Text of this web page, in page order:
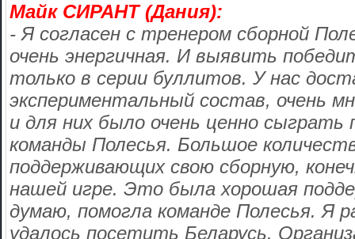
Майк СИРАНТ (Дания):
- Я согласен с тренером сборной
очень энергичная. И выявить
только в серии буллитов. У нас
экспериментальный состав, очень
и для них было очень ценно
команды Полесья. Большое
поддерживающих свою сборную,
нашей игре. Это была хорошая
думаю, помогла команде Полесья. Я
удалось посетить Беларусь.